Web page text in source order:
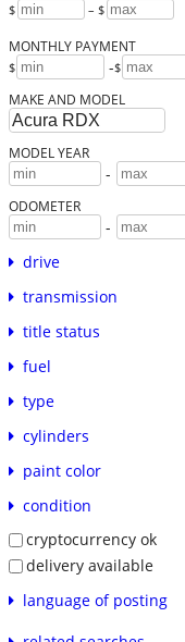
$ – $
MONTHLY PAYMENT
$ -$
MAKE AND MODEL
MODEL YEAR
-
ODOMETER
-
drive
transmission
title status
fuel
type
cylinders
paint color
condition
cryptocurrency ok
delivery available
language of posting